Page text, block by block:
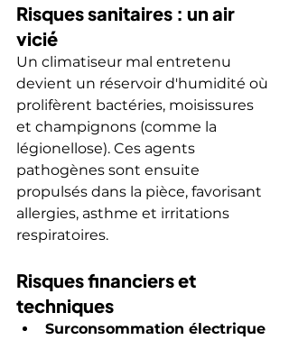
Risques sanitaires : un air
vicié
Un climatiseur mal entretenu
devient un réservoir d'humidité où
prolifèrent bactéries, moisissures
et champignons (comme la
légionellose). Ces agents
pathogènes sont ensuite
propulsés dans la pièce, favorisant
allergies, asthme et irritations
respiratoires.
Risques financiers et
techniques
Surconsommation électrique